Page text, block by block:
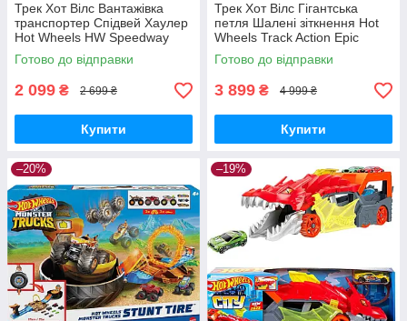
Трек Хот Вілс Вантажівка
транспортер Спідвей Хаулер
Hot Wheels HW Speedway
Hauler GVG37 Mattel
Оригінал MyDoll.com.ua
Готово до відправки
2 099 ₴ 2 699 ₴
Купити
Трек Хот Вілс Гігантська
петля Шалені зіткнення Hot
Wheels Track Action Epic
Crash Dash Mattel Оригінал
Готово до відправки
3 899 ₴ 4 999 ₴
Купити
–20% –19%